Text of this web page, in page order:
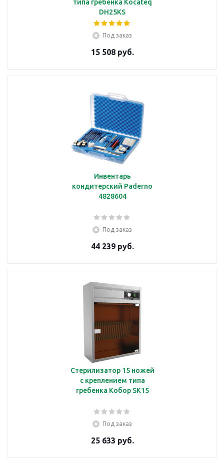
типа гребенка Kocateq
DH25KS
Под заказ
15 508 руб.
Инвентарь
кондитерский Paderno
4828604
Под заказ
44 239 руб.
Стерилизатор 15 ножей
с креплением типа
гребенка Кобор SK15
Под заказ
25 633 руб.